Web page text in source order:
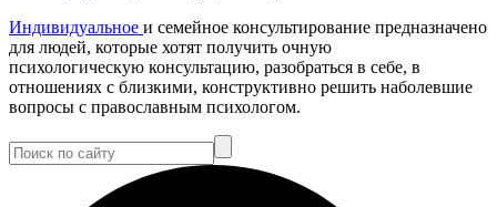
Индивидуальное и семейное консультирование предназначено
для людей, которые хотят получить очную
психологическую консультацию, разобраться в себе, в
отношениях с близкими, конструктивно решить наболевшие
вопросы с православным психологом.